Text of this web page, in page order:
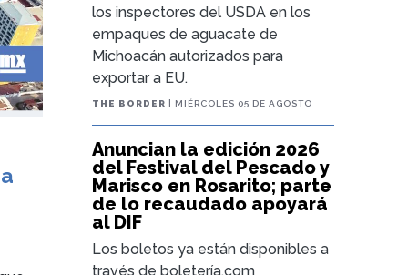
los inspectores del USDA en los
empaques de aguacate de
Michoacán autorizados para
exportar a EU.
THE BORDER | MIÉRCOLES 05 DE AGOSTO
Anuncian la edición 2026
del Festival del Pescado y
Marisco en Rosarito; parte
de lo recaudado apoyará
al DIF
Los boletos ya están disponibles a
través de boletería.com